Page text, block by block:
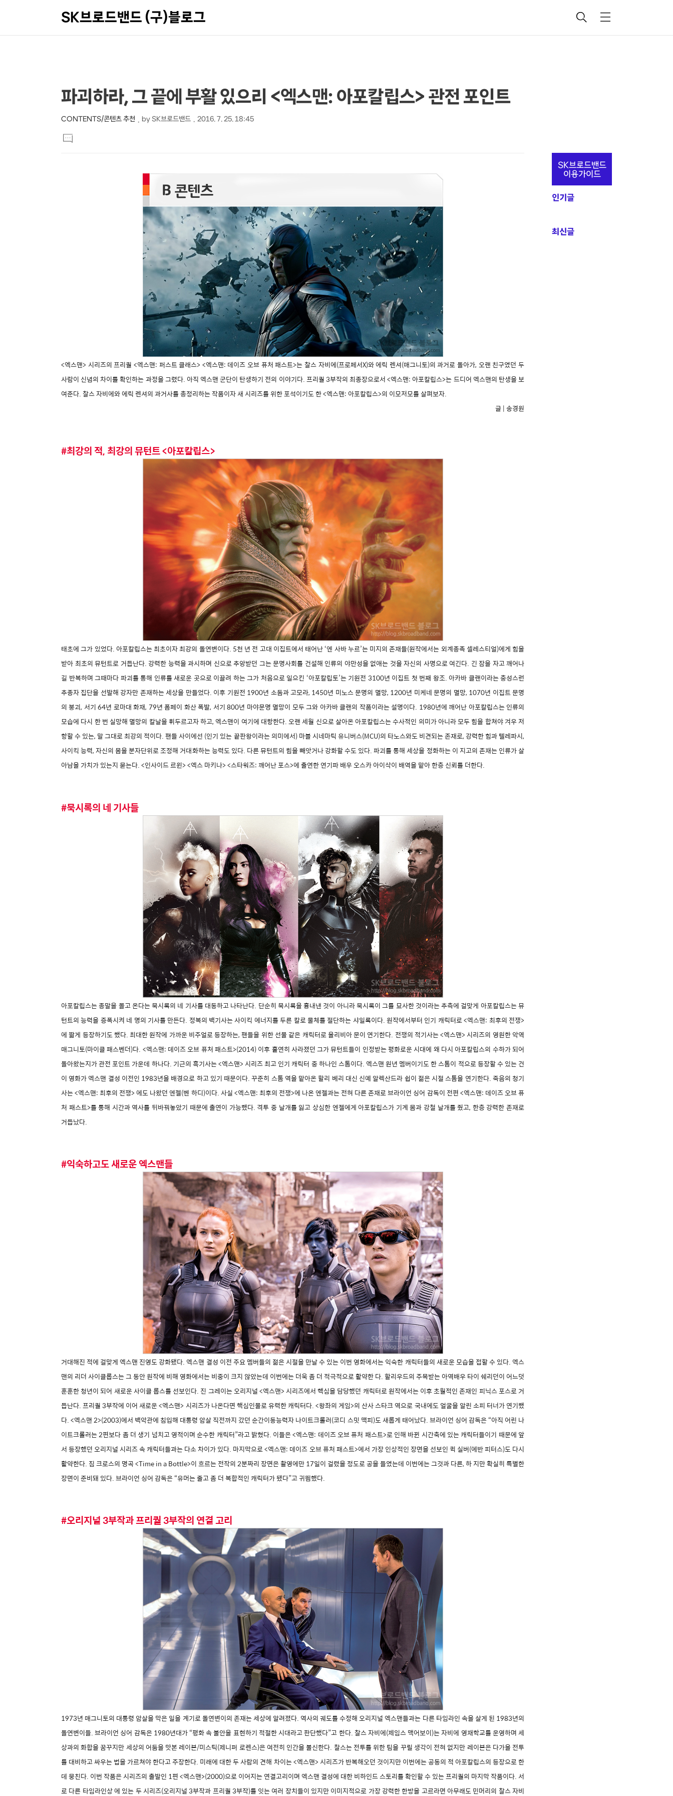
SK브로드밴드 (구)블로그
검
메
상
컨
텐
본
문
제
목
파괴하라, 그 끝에 부활 있으리 <엑스맨: 아포칼립스> 관전 포인트
CONTENTS/콘텐츠 추천 by SK브로드밴드 2016. 7. 25. 18:45
문
댓
글
<엑스맨> 시리즈의 프리퀄 <엑스맨: 퍼스트 클래스> <엑스맨: 데이즈 오브 퓨처 패스트>는 찰스 자비에(프로페서X)와 에릭 렌셔(매그니토)의 과거로 돌아가, 오랜 친구였던 두
사람이 신념의 차이를 확인하는 과정을 그렸다. 아직 엑스맨 군단이 탄생하기 전의 이야기다. 프리퀄 3부작의 최종장으로서 <엑스맨: 아포칼립스>는 드디어 엑스맨의 탄생을 보
여준다. 찰스 자비에와 에릭 렌셔의 과거사를 총정리하는 작품이자 새 시리즈를 위한 포석이기도 한 <엑스맨: 아포칼립스>의 이모저모를 살펴보자.
글 | 송경원
#최강의 적, 최강의 뮤턴트 <아포칼립스>
태초에 그가 있었다. 아포칼립스는 최초이자 최강의 돌연변이다. 5천 년 전 고대 이집트에서 태어난 ‘엔 사바 누르’는 미지의 존재들(원작에서는 외계종족 셀레스티얼)에게 힘을
받아 최초의 뮤턴트로 거듭난다. 강력한 능력을 과시하며 신으로 추앙받던 그는 문명사회를 건설해 인류의 야만성을 없애는 것을 자신의 사명으로 여긴다. 긴 잠을 자고 깨어나
길 반복하며 그때마다 파괴를 통해 인류를 새로운 곳으로 이끌려 하는 그가 처음으로 일으킨 ‘아포칼립토’는 기원전 3100년 이집트 첫 번째 왕조. 아카바 클랜이라는 충성스런
추종자 집단을 선발해 강자만 존재하는 세상을 만들었다. 이후 기원전 1900년 소돔과 고모라, 1450년 미노스 문명의 멸망, 1200년 미케네 문명의 멸망, 1070년 이집트 문명
의 붕괴, 서기 64년 로마대 화재, 79년 폼페이 화산 폭발, 서기 800년 마야문명 멸망이 모두 그와 아카바 클랜의 작품이라는 설명이다. 1980년에 깨어난 아포칼립스는 인류의
모습에 다시 한 번 실망해 멸망의 칼날을 휘두르고자 하고, 엑스맨이 여기에 대항한다. 오랜 세월 신으로 살아온 아포칼립스는 수사적인 의미가 아니라 모두 힘을 합쳐야 겨우 저
항할 수 있는, 말 그대로 최강의 적이다. 팬들 사이에선 (인기 있는 끝판왕이라는 의미에서) 마블 시네마틱 유니버스(MCU)의 타노스와도 비견되는 존재로, 강력한 힘과 텔레파시,
사이킥 능력, 자신의 몸을 분자단위로 조정해 거대화하는 능력도 있다. 다른 뮤턴트의 힘을 빼앗거나 강화할 수도 있다. 파괴를 통해 세상을 정화하는 이 지고의 존재는 인류가 살
아남을 가치가 있는지 묻는다. <인사이드 르윈> <엑스 마키나> <스타워즈: 깨어난 포스>에 출연한 연기파 배우 오스카 아이삭이 배역을 맡아 한층 신뢰를 더한다.
#묵시록의 네 기사들
아포칼립스는 종말을 몰고 온다는 묵시록의 네 기사를 대동하고 나타난다. 단순히 묵시록을 흉내낸 것이 아니라 묵시록이 그를 묘사한 것이라는 추측에 걸맞게 아포칼립스는 뮤
턴트의 능력을 증폭시켜 네 명의 기사를 만든다. 정복의 백기사는 사이킥 에너지를 두른 칼로 물체를 절단하는 샤일록이다. 원작에서부터 인기 캐릭터로 <엑스맨: 최후의 전쟁>
에 짧게 등장하기도 했다. 최대한 원작에 가까운 비주얼로 등장하는, 팬들을 위한 선물 같은 캐릭터로 올리비아 문이 연기한다. 전쟁의 적기사는 <엑스맨> 시리즈의 영원한 악역
매그니토(마이클 패스벤더)다. <엑스맨: 데이즈 오브 퓨처 패스트>(2014) 이후 홀연히 사라졌던 그가 뮤턴트들이 인정받는 평화로운 시대에 왜 다시 아포칼립스의 수하가 되어
돌아왔는지가 관전 포인트 가운데 하나다. 기근의 흑기사는 <엑스맨> 시리즈 최고 인기 캐릭터 중 하나인 스톰이다. 엑스맨 원년 멤버이기도 한 스톰이 적으로 등장할 수 있는 건
이 영화가 엑스맨 결성 이전인 1983년을 배경으로 하고 있기 때문이다. 꾸준히 스톰 역을 맡아온 할리 베리 대신 신예 알렉산드라 쉽이 젊은 시절 스톰을 연기한다. 죽음의 청기
사는 <엑스맨: 최후의 전쟁> 에도 나왔던 엔젤(벤 하디)이다. 사실 <엑스맨: 최후의 전쟁>에 나온 엔젤과는 전혀 다른 존재로 브라이언 싱어 감독이 전편 <엑스맨: 데이즈 오브 퓨
처 패스트>를 통해 시간과 역사를 뒤바꿔놓았기 때문에 출연이 가능했다. 격투 중 날개를 잃고 상심한 엔젤에게 아포칼립스가 기계 몸과 강철 날개를 줬고, 한층 강력한 존재로
거듭났다.
#익숙하고도 새로운 엑스맨들
거대해진 적에 걸맞게 엑스맨 진영도 강화됐다. 엑스맨 결성 이전 주요 멤버들의 젊은 시절을 만날 수 있는 이번 영화에서는 익숙한 캐릭터들의 새로운 모습을 접할 수 있다. 엑스
맨의 리더 사이클롭스는 그 동안 원작에 비해 영화에서는 비중이 크지 않았는데 이번에는 더욱 좀 더 적극적으로 활약한 다. 할리우드의 주목받는 아역배우 타이 쉐리던이 어느덧
훈훈한 청년이 되어 새로운 사이클 롭스를 선보인다. 진 그레이는 오리지널 <엑스맨> 시리즈에서 핵심을 담당했던 캐릭터로 원작에서는 이후 초월적인 존재인 피닉스 포스로 거
듭난다. 프리퀄 3부작에 이어 새로운 <엑스맨> 시리즈가 나온다면 핵심인물로 유력한 캐릭터다. <왕좌의 게임>의 산사 스타크 역으로 국내에도 얼굴을 알린 소피 터너가 연기했
다. <엑스맨 2>(2003)에서 백악관에 침입해 대통령 암살 직전까지 갔던 순간이동능력자 나이트크롤러(코디 스밋 맥피)도 새롭게 태어났다. 브라이언 싱어 감독은 “아직 어린 나
이트크롤러는 2편보다 좀 더 생기 넘치고 영적이며 순수한 캐릭터”라고 밝혔다. 이들은 <엑스맨: 데이즈 오브 퓨처 패스트>로 인해 바뀐 시간축에 있는 캐릭터들이기 때문에 앞
서 등장했던 오리지널 시리즈 속 캐릭터들과는 다소 차이가 있다. 마지막으로 <엑스맨: 데이즈 오브 퓨처 패스트>에서 가장 인상적인 장면을 선보인 퀵 실버(에반 피터스)도 다시
활약한다. 짐 크로스의 명곡 <Time in a Bottle>이 흐르는 전작의 2분짜리 장면은 촬영에만 17일이 걸렸을 정도로 공을 들였는데 이번에는 그것과 다른, 하 지만 확실히 특별한
장면이 준비돼 있다. 브라이언 싱어 감독은 “유머는 줄고 좀 더 복합적인 캐릭터가 됐다”고 귀띔했다.
#오리지널 3부작과 프리퀄 3부작의 연결 고리
1973년 매그니토의 대통령 암살을 막은 일을 계기로 돌연변이의 존재는 세상에 알려졌다. 역사의 궤도를 수정해 오리지널 엑스맨들과는 다른 타임라인 속을 살게 된 1983년의
돌연변이들. 브라이언 싱어 감독은 1980년대가 “평화 속 불안을 표현하기 적절한 시대라고 판단했다”고 한다. 찰스 자비에(제임스 맥어보이)는 자비에 영재학교를 운영하며 세
상과의 화합을 꿈꾸지만 세상의 어둠을 맛본 레이븐/미스틱(제니퍼 로렌스)은 여전히 인간을 불신한다. 찰스는 전투를 위한 팀을 꾸릴 생각이 전혀 없지만 레이븐은 다가올 전투
를 대비하고 싸우는 법을 가르쳐야 한다고 주장한다. 미래에 대한 두 사람의 견해 차이는 <엑스맨> 시리즈가 반복해오던 것이지만 이번에는 공동의 적 아포칼립스의 등장으로 한
데 뭉친다. 이번 작품은 시리즈의 출발인 1편 <엑스맨>(2000)으로 이어지는 연결고리이며 엑스맨 결성에 대한 비하인드 스토리를 확인할 수 있는 프리퀄의 마지막 작품이다. 서
로 다른 타임라인상 에 있는 두 시리즈(오리지널 3부작과 프리퀄 3부작)를 잇는 여러 장치들이 있지만 이미지적으로 가장 강력한 한방을 고르라면 아무래도 민머리의 찰스 자비
추
정
보
SK브로드밴드
이용가이드
인기글
최신글